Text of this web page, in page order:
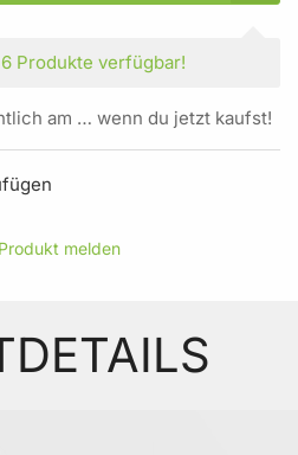
6 Produkte verfügbar!
am … wenn du jetzt kaufst!
melden